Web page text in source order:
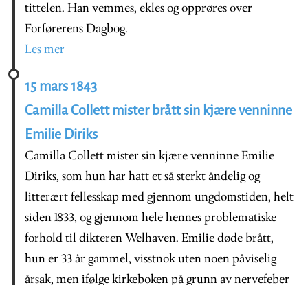
tittelen. Han vemmes, ekles og opprøres over
Forførerens Dagbog.
Les mer
15 mars 1843
Camilla Collett mister brått sin kjære venninne
Emilie Diriks
Camilla Collett mister sin kjære venninne Emilie
Diriks, som hun har hatt et så sterkt åndelig og
litterært fellesskap med gjennom ungdomstiden, helt
siden 1833, og gjennom hele hennes problematiske
forhold til dikteren Welhaven. Emilie døde brått,
hun er 33 år gammel, visstnok uten noen påviselig
årsak, men ifølge kirkeboken på grunn av nervefeber